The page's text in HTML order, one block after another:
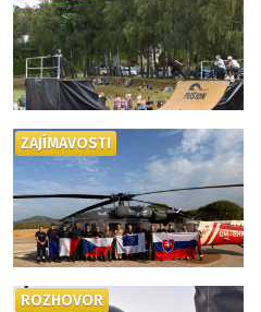
ZAJÍMAVOSTI
ROZHOVOR